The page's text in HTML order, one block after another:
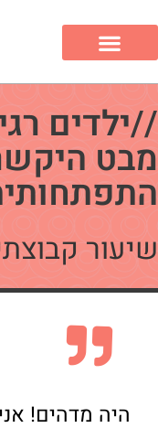
//ילדים
מבט
שיעור
היה מדהים!